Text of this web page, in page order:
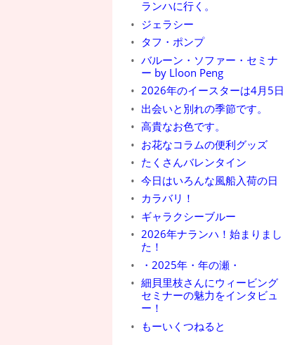
ランハに行く。
ジェラシー
タフ・ポンプ
バルーン・ソファー・セミナ
ー by Lloon Peng
2026年のイースターは4月5日
出会いと別れの季節です。
高貴なお色です。
お花なコラムの便利グッズ
たくさんバレンタイン
今日はいろんな風船入荷の日
カラバリ！
ギャラクシーブルー
2026年ナランハ！始まりまし
た！
・2025年・年の瀬・
細貝里枝さんにウィービング
セミナーの魅力をインタビュ
ー！
もーいくつねると